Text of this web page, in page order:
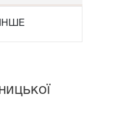
ІНШЕ